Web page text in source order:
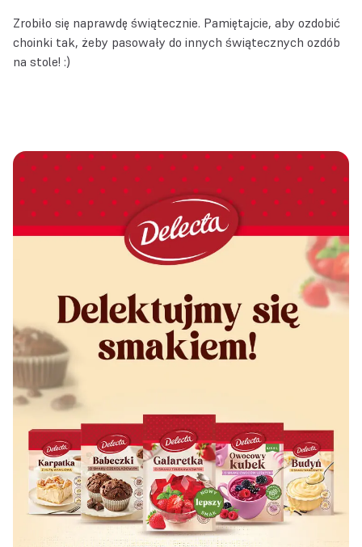
Zrobiło się naprawdę świątecznie. Pamiętajcie, aby ozdobić
choinki tak, żeby pasowały do innych świątecznych ozdób
na stole! :)